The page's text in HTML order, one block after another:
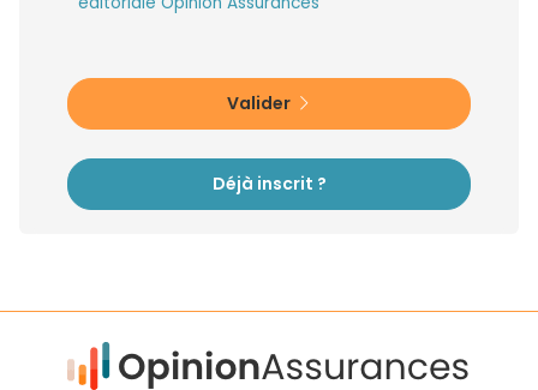
Valider
Déjà inscrit ?